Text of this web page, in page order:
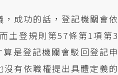
成功的話，登記機關會依
土登規則第57條第1項第3
算是登記機關會駁回登記申
沒有依職權提出具體定義的